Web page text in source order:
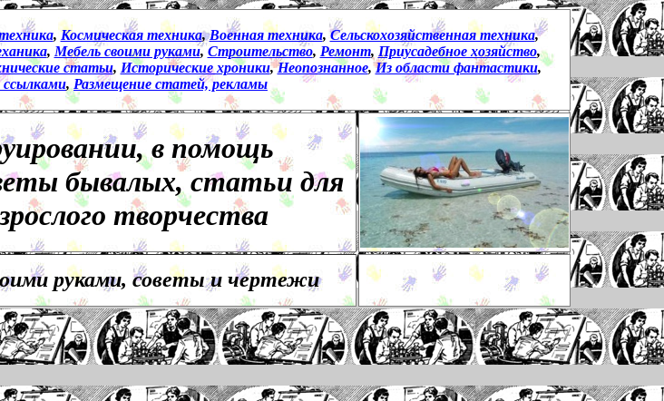
,Космическая техника,Военная техника,Сельскохозяйственная техника,
, Мебель своими руками,Строительство, Ремонт, Приусадебное хозяйство,
статьи, Исторические хроники,Неопознанное,Из области фантастики,
, Размещение статей, рекламы
в помощь
бывалых, статьи для
творчества
руками, советы и чертежи